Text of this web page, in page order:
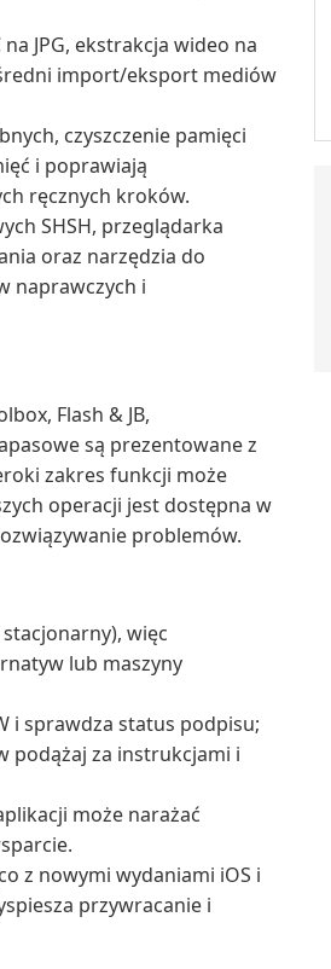
JPG, ekstrakcja wideo na
import/eksport mediów
czyszczenie pamięci
i poprawiają
ręcznych kroków.
SHSH, przeglądarka
oraz narzędzia do
naprawczych i
Flash & JB,
są prezentowane z
zakres funkcji może
operacji jest dostępna w
problemów.
więc
lub maszyny
i sprawdza status podpisu;
podążaj za instrukcjami i
może narażać
z nowymi wydaniami iOS i
przywracanie i